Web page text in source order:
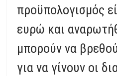
προϋπολογισμός
ευρώ και
μπορούν να
για να γίνουν οι